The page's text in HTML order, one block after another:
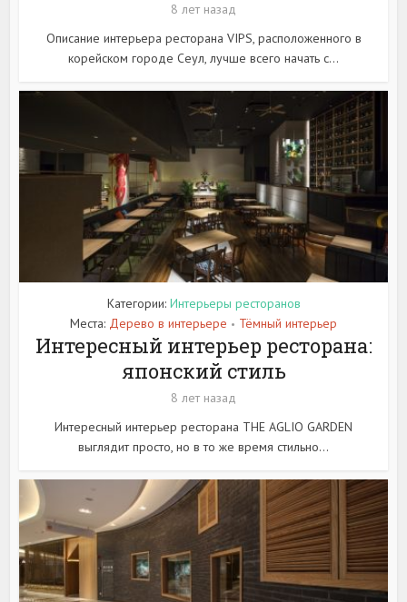
8 лет назад
Описание интерьера ресторана VIPS, расположенного в
корейском городе Сеул, лучше всего начать с...
Категории: Интерьеры ресторанов
Места: Дерево в интерьере • Тёмный интерьер
Интересный интерьер ресторана:
японский стиль
8 лет назад
Интересный интерьер ресторана THE AGLIO GARDEN
выглядит просто, но в то же время стильно...